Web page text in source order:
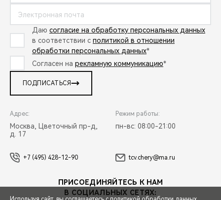
Даю согласие на обработку персональных данных
в соответствии с политикой в отношении
обработки персональных данных*
Согласен на рекламную коммуникацию*
ПОДПИСАТЬСЯ
Адрес:
Москва, Цветочный пр-д,
д. 17
Режим работы:
пн-вс: 08:00-21:00
+7 (495) 428-12-90 tcv.chery@ma.ru
ПРИСОЕДИНЯЙТЕСЬ К НАМ
В СОЦИАЛЬНЫХ СЕТЯХ: